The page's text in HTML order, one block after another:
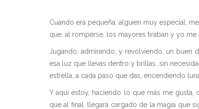
Cuando era pequeña, alguien muy especial,
que, al romperse, los mayores tiraban y yo me
Jugando, admirando, y revolviendo, un buen
esa luz que llevas dentro y brillas, sin
estrella, a cada paso que das, encendiendo
Y aquí estoy, haciendo lo que más me gusta,
que al final, llegará cargado de la magia que